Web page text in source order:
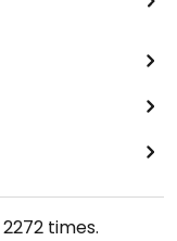
2272 times.